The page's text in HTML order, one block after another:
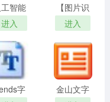
工智能
章创作
助手
进入
【图片识
别文字软
件下载】
迅捷OCR
文字识别
软件
进入
字
金山文字